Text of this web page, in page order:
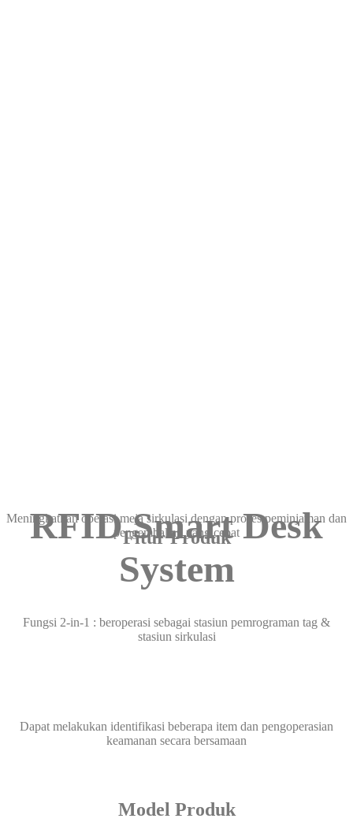
RFID Smart Desk
System
Fitur Produk
Meningkatkan operasi meja sirkulasi dengan proses peminjaman dan
pengembalian yang cepat
Fungsi 2-in-1 : beroperasi sebagai stasiun pemrograman tag &
stasiun sirkulasi
Dapat melakukan identifikasi beberapa item dan pengoperasian
keamanan secara bersamaan
Model Produk